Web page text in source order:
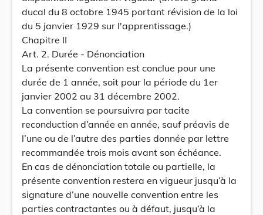
ducal du 8 octobre 1945 portant révision de la loi
du 5 janvier 1929 sur l'apprentissage.)
Chapitre II
Art. 2. Durée - Dénonciation
La présente convention est conclue pour une
durée de 1 année, soit pour la période du 1er
janvier 2002 au 31 décembre 2002.
La convention se poursuivra par tacite
reconduction d’année en année, sauf préavis de
l’une ou de l’autre des parties donnée par lettre
recommandée trois mois avant son échéance.
En cas de dénonciation totale ou partielle, la
présente convention restera en vigueur jusqu’à la
signature d’une nouvelle convention entre les
parties contractantes ou à défaut, jusqu’à la